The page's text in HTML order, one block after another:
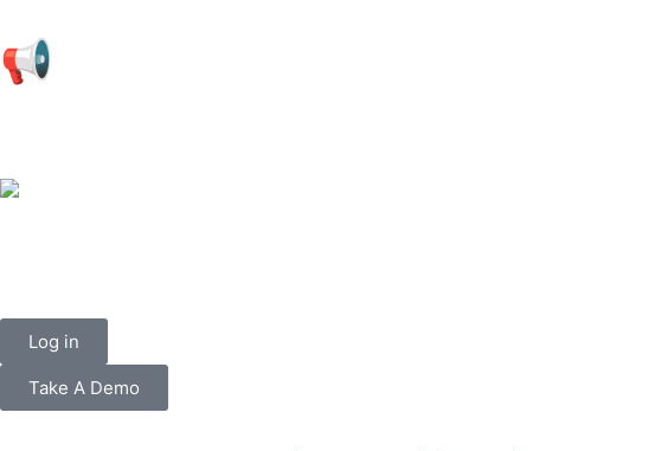
📢
Log in
Take A Demo